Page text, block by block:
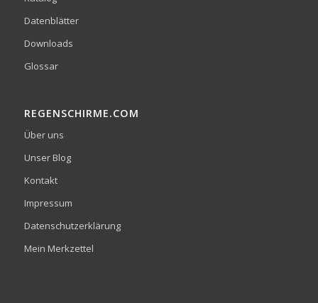
Datenblätter
Downloads
Glossar
REGENSCHIRME.COM
Über uns
Unser Blog
Kontakt
Impressum
Datenschutzerklärung
Mein Merkzettel